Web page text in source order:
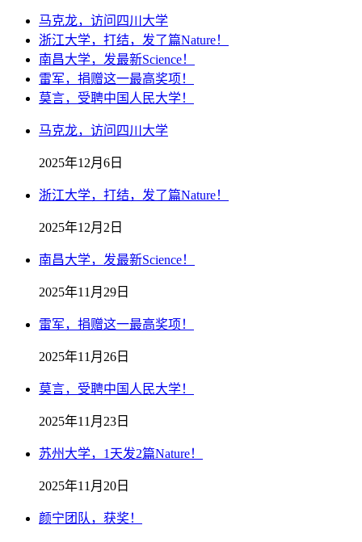
马克龙，访问四川大学
浙江大学，打结，发了篇Nature！
南昌大学，发最新Science！
雷军，捐赠这一最高奖项！
莫言，受聘中国人民大学！
马克龙，访问四川大学
2025年12月6日
浙江大学，打结，发了篇Nature！
2025年12月2日
南昌大学，发最新Science！
2025年11月29日
雷军，捐赠这一最高奖项！
2025年11月26日
莫言，受聘中国人民大学！
2025年11月23日
苏州大学，1天发2篇Nature！
2025年11月20日
颜宁团队，获奖！